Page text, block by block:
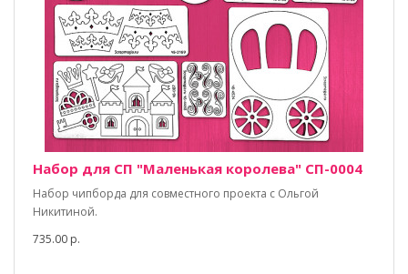
Набор для СП "Маленькая королева" СП-0004
Набор чипборда для совместного проекта с Ольгой
Никитиной.
735.00 р.